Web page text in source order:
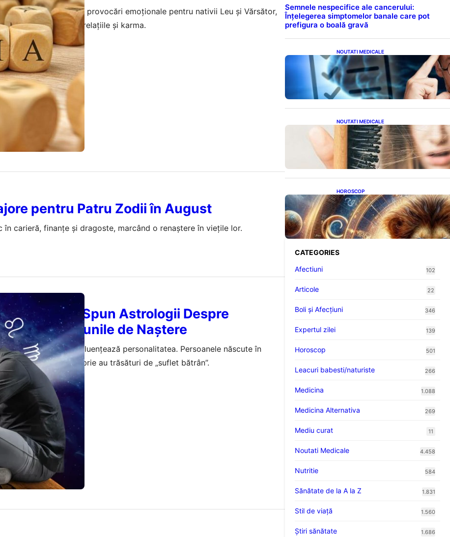
2026 va aduce provocări emoționale pentru nativii Leu și Vărsător,
precum identitatea, relațiile și karma.
7 august 2026
pentru Patru Zodii în August
carieră, finanțe și dragoste, marcând o renaștere în viețile lor.
Ce Spun Astrologii Despre
Bătrâne și Lunile de Naștere
că luna nașterii influențează personalitatea. Persoanele născute în
septembrie și noiembrie au trăsături de „suflet bătrân”.
6 august 2026
Semnele nespecifice ale cancerului:
Înțelegerea simptomelor banale care pot
prefigura o boală gravă
NOUTATI MEDICALE
Inteligența dincolo de note:
Semnele unui IQ ridicat care nu
țin de școală
NOUTATI MEDICALE
Semnele unei deficiențe de
proteine: Impactul asupra
sănătății tale
HOROSCOP
Portalul Leului 8/8: Oportunități
de Abundență pentru Cinci
Zodii în 2026
CATEGORIES
Afectiuni
102
Articole 22
Boli și Afecțiuni 346
Expertul zilei 139
Horoscop 501
Leacuri babesti/naturiste 266
Medicina 1.088
Medicina Alternativa 269
Mediu curat 11
Noutati Medicale 4.458
Nutritie 584
Sănătate de la A la Z 1.831
Stil de viaţă 1.560
Ştiri sănătate 1.686